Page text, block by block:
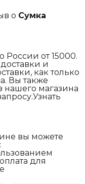
о Сумка
России от 15000.
и
как только
Вы также
нашего магазина
вы можете
для